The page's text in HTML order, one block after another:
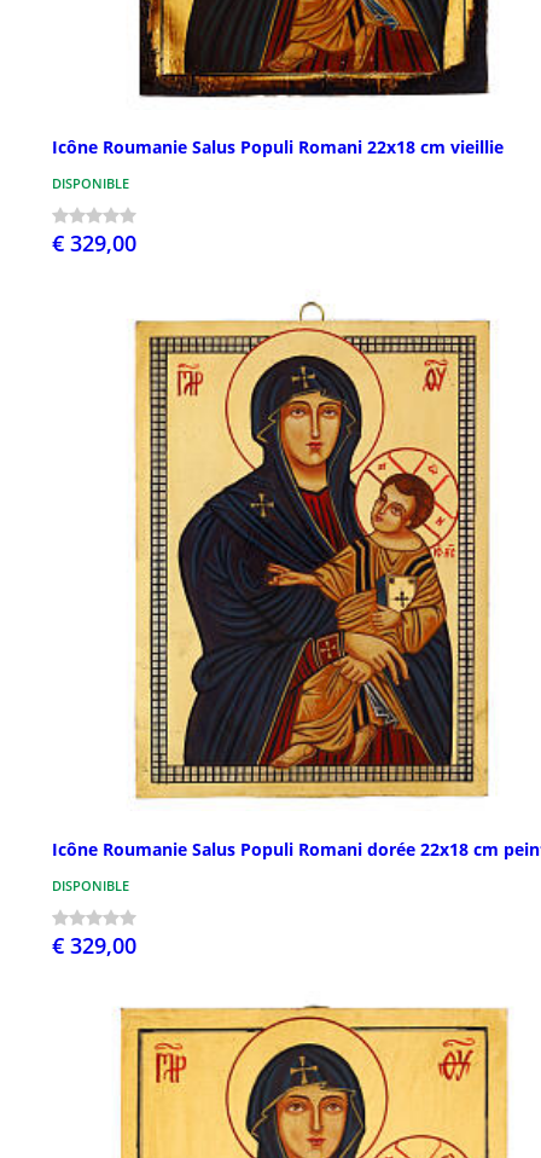
Icône Roumanie Salus Populi Romani 22x18 cm vieillie
DISPONIBLE
€ 329,00
Icône Roumanie Salus Populi Romani dorée 22x18 cm
DISPONIBLE
€ 329,00